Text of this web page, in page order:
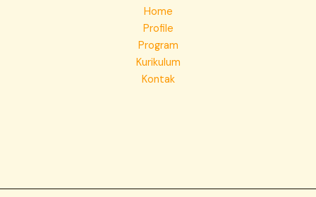
Home
Profile
Program
Kurikulum
Kontak